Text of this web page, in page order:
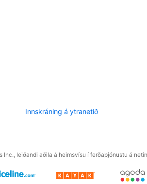
Innskráning á ytranetið
leiðandi aðila á heimsvísu í ferðaþjónustu á